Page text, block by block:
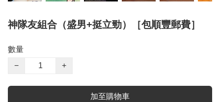
神隊友組合（盛男+挺立勁）［包順豐郵費］
數量
−
+
加至購物車